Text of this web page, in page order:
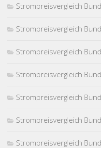
Strompreisvergleich
Strompreisvergleich
Strompreisvergleich
Strompreisvergleich
Strompreisvergleich
Strompreisvergleich
Strompreisvergleich